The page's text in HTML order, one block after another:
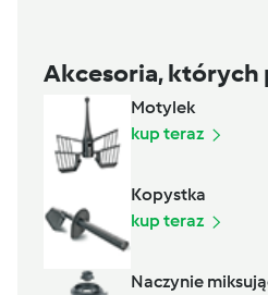
Akcesoria, których
Motylek
kup teraz
Kopystka
kup teraz
Naczynie